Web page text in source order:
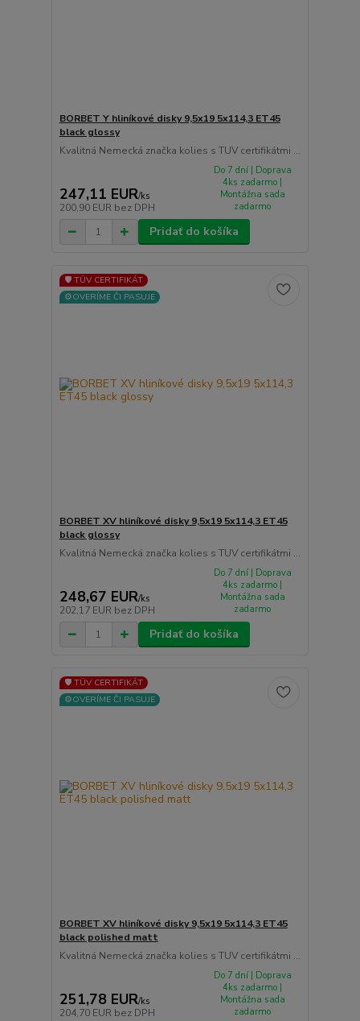
BORBET Y hliníkové disky 9,5x19 5x114,3 ET45
black glossy
Kvalitná Nemecká značka kolies s TUV certifikátmi ...
247,11 EUR/ks
200,90 EUR bez DPH
Do 7 dní | Doprava
4ks zadarmo |
Montážna sada
zadarmo
Pridať do košíka
🛡️ TÜV CERTIFIKÁT
⚙️OVERÍME ČI PASUJE
BORBET XV hliníkové disky 9,5x19 5x114,3 ET45
black glossy
Kvalitná Nemecká značka kolies s TUV certifikátmi ...
248,67 EUR/ks
202,17 EUR bez DPH
Do 7 dní | Doprava
4ks zadarmo |
Montážna sada
zadarmo
Pridať do košíka
🛡️ TÜV CERTIFIKÁT
⚙️OVERÍME ČI PASUJE
BORBET XV hliníkové disky 9,5x19 5x114,3 ET45
black polished matt
Kvalitná Nemecká značka kolies s TUV certifikátmi ...
251,78 EUR/ks
204,70 EUR bez DPH
Do 7 dní | Doprava
4ks zadarmo |
Montážna sada
zadarmo